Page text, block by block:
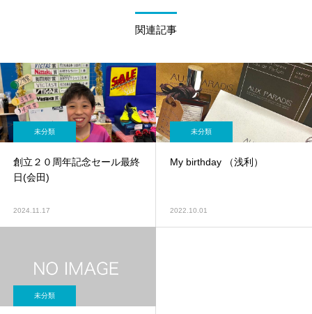
関連記事
未分類
創立２０周年記念セール最終
日(会田)
2024.11.17
未分類
My birthday （浅利）
2022.10.01
未分類